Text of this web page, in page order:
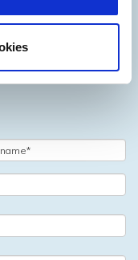
oder wollen
aus und
in Verbindung.